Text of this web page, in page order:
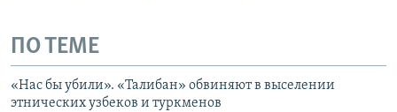
ПО ТЕМЕ
«Нас бы убили». «Талибан» обвиняют в выселении
этнических узбеков и туркменов